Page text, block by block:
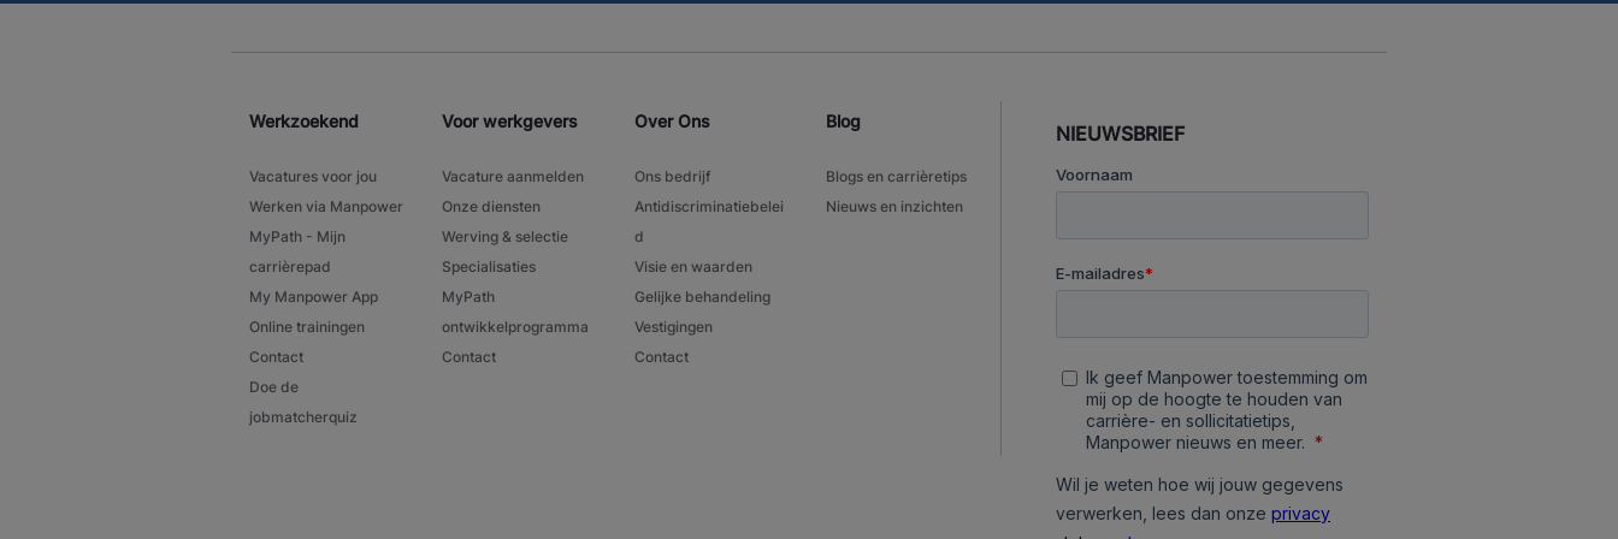
Werkzoekend
Vacatures voor jou
Werken via Manpower
MyPath - Mijn
carrièrepad
My Manpower App
Online trainingen
Contact
Doe de
jobmatcherquiz
Voor werkgevers
Vacature aanmelden
Onze diensten
Werving & selectie
Specialisaties
MyPath
ontwikkelprogramma
Contact
Over Ons
Ons bedrijf
Antidiscriminatiebelei
d
Visie en waarden
Gelijke behandeling
Vestigingen
Contact
Blog
Blogs en carrièretips
Nieuws en inzichten
NIEUWSBRIEF